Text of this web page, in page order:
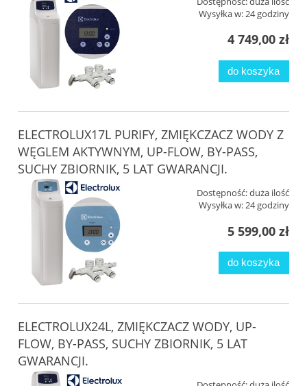
Wysyłka w:24 godziny
4 749,00 zł
do koszyka
ELECTROLUX17L PURIFY, ZMIĘKCZACZ WODY Z
WĘGLEM AKTYWNYM, UP-FLOW, BY-PASS,
SUCHY ZBIORNIK, 5 LAT GWARANCJI.
Dostępność:duża ilość
Wysyłka w:24 godziny
5 599,00 zł
do koszyka
ELECTROLUX24L, ZMIĘKCZACZ WODY, UP-
FLOW, BY-PASS, SUCHY ZBIORNIK, 5 LAT
GWARANCJI.